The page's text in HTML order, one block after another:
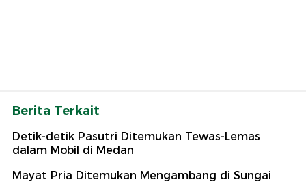
Berita Terkait
Detik-detik Pasutri Ditemukan Tewas-Lemas
dalam Mobil di Medan
Mayat Pria Ditemukan Mengambang di Sungai